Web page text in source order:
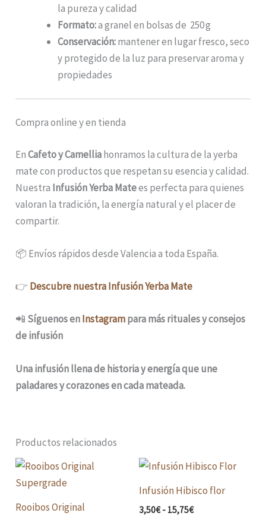
la pureza y calidad
Formato:a granel en bolsas de 250 g
Conservación:mantener en lugar fresco, seco
y protegido de la luz para preservar aroma y
propiedades
Compra online y en tienda
EnCafeto y Camelliahonramos la cultura de la yerba
mate con productos que respetan su esencia y calidad.
Nuestra Infusión Yerba Matees perfecta para quienes
valoran la tradición, la energía natural y el placer de
compartir.
📦 Envíos rápidos desde Valencia a toda España.
👉 Descubre nuestra Infusión Yerba Mate
📲 Síguenos enInstagrampara más rituales y consejos
de infusión
Una infusión llena de historia y energía que une
paladares y corazones en cada mateada.
Productos relacionados
Rooibos Original
Rango
de
3,50€
Infusión Hibisco flor
3,50€ - 15,75€
Rango
precios:
desde
3,50€